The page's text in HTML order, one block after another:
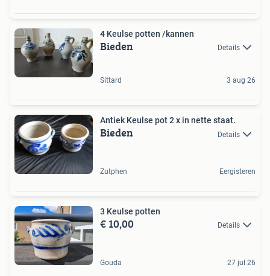
4 Keulse potten /kannen
Bieden Details
Sittard 3 aug 26
Antiek Keulse pot 2 x in nette staat.
Bieden Details
Zutphen Eergisteren
3 Keulse potten
€ 10,00 Details
Gouda 27 jul 26